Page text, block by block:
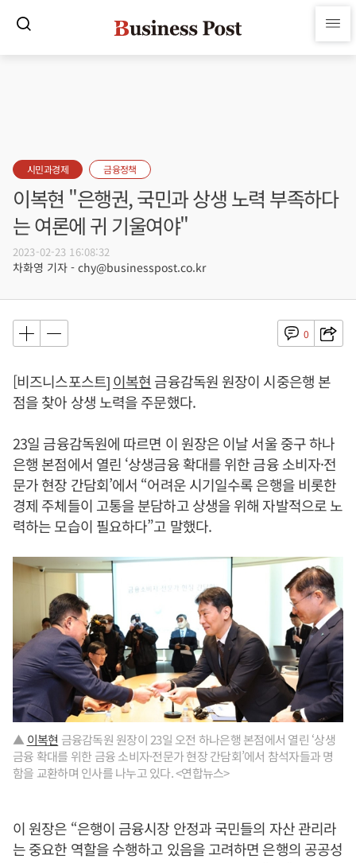
시민과경제 금융정책
이복현 "은행권, 국민과 상생 노력 부족하다
는 여론에 귀 기울여야"
2023-02-23 16:08:32
차화영 기자 - chy@businesspost.co.kr
0
[비즈니스포스트]이복현 금융감독원 원장이 시중은행 본
점을 찾아 상생 노력을 주문했다.
23일 금융감독원에 따르면 이 원장은 이날 서울 중구 하나
은행 본점에서 열린 ‘상생금융 확대를 위한 금융 소비자·전
문가 현장 간담회’에서 “어려운 시기일수록 은행을 비롯한
경제 주체들이 고통을 분담하고 상생을 위해 자발적으로 노
력하는 모습이 필요하다”고 말했다.
▲ 이복현 금융감독원 원장이 23일 오전 하나은행 본점에서 열린 ‘상생
금융 확대를 위한 금융 소비자·전문가 현장 간담회’에서 참석자들과 명
함을 교환하며 인사를 나누고 있다. <연합뉴스>
이 원장은 “은행이 금융시장 안정과 국민들의 자산 관리라
는 중요한 역할을 수행하고 있음을 고려하면 은행의 공공성